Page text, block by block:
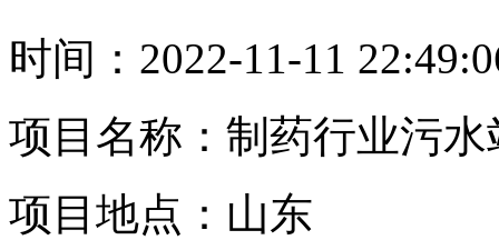
时间：2022-11-11
项目名称： 制药行业污
项目地点：山东